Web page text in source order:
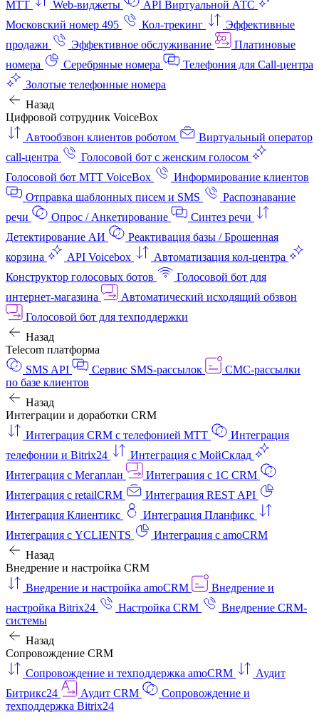
МТТ Web-виджеты
API Виртуальной АТС
Московский номер 495
Кол-трекинг
Эффективные
продажи
Эффективное обслуживание
Платиновые
номера
Серебряные номера
Телефония для Call-центра
Золотые телефонные номера
Назад
Цифровой сотрудник VoiceBox
Автообзвон клиентов роботом
Виртуальный оператор
call-центра
Голосовой бот с женским голосом
Голосовой бот МТТ VoiceBox
Информирование клиентов
Отправка шаблонных писем и SMS
Распознавание
речи
Опрос / Анкетирование
Синтез речи
Детектирование АИ
Реактивация базы / Брошенная
корзина
API Voicebox
Автоматизация кол‑центра
Конструктор голосовых ботов
Голосовой бот для
интернет‑магазина
Автоматический исходящий обзвон
Голосовой бот для техподдержки
Назад
Telecom платформа
SMS API
Сервис SMS-рассылок
СМС-рассылки
по базе клиентов
Назад
Интеграции и доработки CRM
Интеграция CRM с телефонией МТТ
Интеграция
телефонии и Bitrix24
Интеграция с МойСклад
Интеграция с Мегаплан
Интеграция с 1C CRM
Интеграция с retailCRM
Интеграция REST API
Интеграция Клиентикс
Интеграция Планфикс
Интеграция с YCLIENTS
Интеграция с amoCRM
Назад
Внедрение и настройка CRM
Внедрение и настройка amoCRM
Внедрение и
настройка Bitrix24
Настройка CRM
Внедрение CRM-
системы
Назад
Сопровождение CRM
Сопровождение и техподдержка amoCRM
Аудит
Битрикс24
Аудит CRM
Сопровождение и
техподдержка Bitrix24